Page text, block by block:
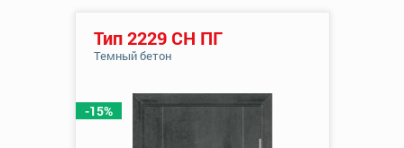
-15%
Тип 2229 СН ПГ
Темный бетон